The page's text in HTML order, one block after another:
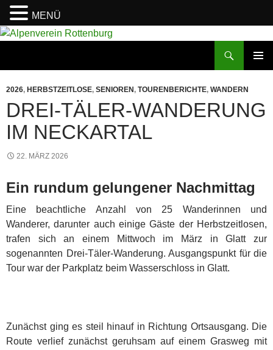
Zum
2026, HERBSTZEITLOSE, SENIOREN, TOURENBERICHTE, WANDERN
DREI-TÄLER-WANDERUNG
IM NECKARTAL
22. MÄRZ 2026
Ein rundum gelungener Nachmittag
Eine beachtliche Anzahl von 25 Wanderinnen und
Wanderer, darunter auch einige Gäste der Herbstzeitlosen,
trafen sich an einem Mittwoch im März in Glatt zur
sogenannten Drei-Täler-Wanderung. Ausgangspunkt für die
Tour war der Parkplatz beim Wasserschloss in Glatt.
Zunächst ging es steil hinauf in Richtung Ortsausgang. Die
Route verlief zunächst geruhsam auf einem Grasweg mit
MENÜ